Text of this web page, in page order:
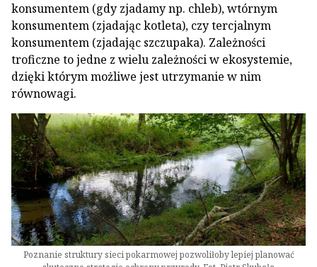
konsumentem (gdy zjadamy np. chleb), wtórnym
konsumentem (zjadając kotleta), czy tercjalnym
konsumentem (zjadając szczupaka). Zależności
troficzne to jedne z wielu zależności w ekosystemie,
dzięki którym możliwe jest utrzymanie w nim
równowagi.
Poznanie struktury sieci pokarmowej pozwoliłoby lepiej planować